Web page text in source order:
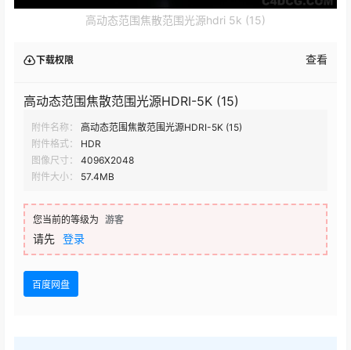
高动态范围焦散范围光源hdri 5k (15)
下载权限 查看
高动态范围焦散范围光源HDRI-5K (15)
附件名称：
高动态范围焦散范围光源HDRI-5K (15)
附件格式：
HDR
图像尺寸：
4096X2048
附件大小：
57.4MB
您当前的等级为 游客
请先 登录
百度网盘